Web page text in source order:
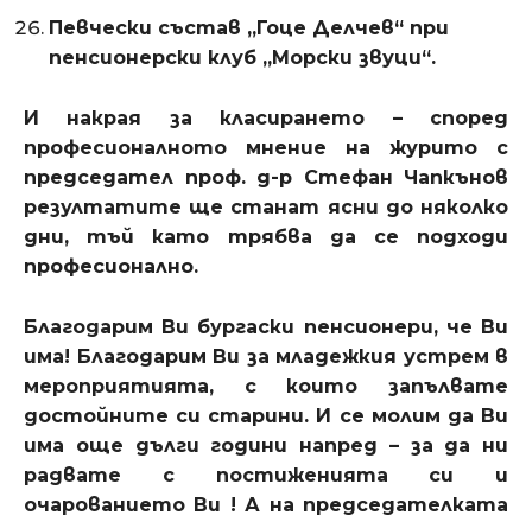
Певчески състав „Гоце Делчев“ при
пенсионерски клуб „Морски звуци“.
И накрая за класирането – според
професионалното мнение на журито с
председател проф. д-р Стефан Чапкънов
резултатите ще станат ясни до няколко
дни, тъй като трябва да се подходи
професионално.
Благодарим Ви бургаски пенсионери, че Ви
има! Благодарим Ви за младежкия устрем в
мероприятията, с които запълвате
достойните си старини. И се молим да Ви
има още дълги години напред – за да ни
радвате с постиженията си и
очарованието Ви ! А на председателката